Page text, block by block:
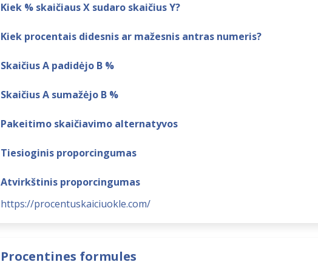
Kiek % skaičiaus X sudaro skaičius Y?
Kiek procentais didesnis ar mažesnis antras numeris?
Skaičius A padidėjo B %
Skaičius A sumažėjo B %
Pakeitimo skaičiavimo alternatyvos
Tiesioginis proporcingumas
Atvirkštinis proporcingumas
https://procentuskaiciuokle.com/
Procentines formules